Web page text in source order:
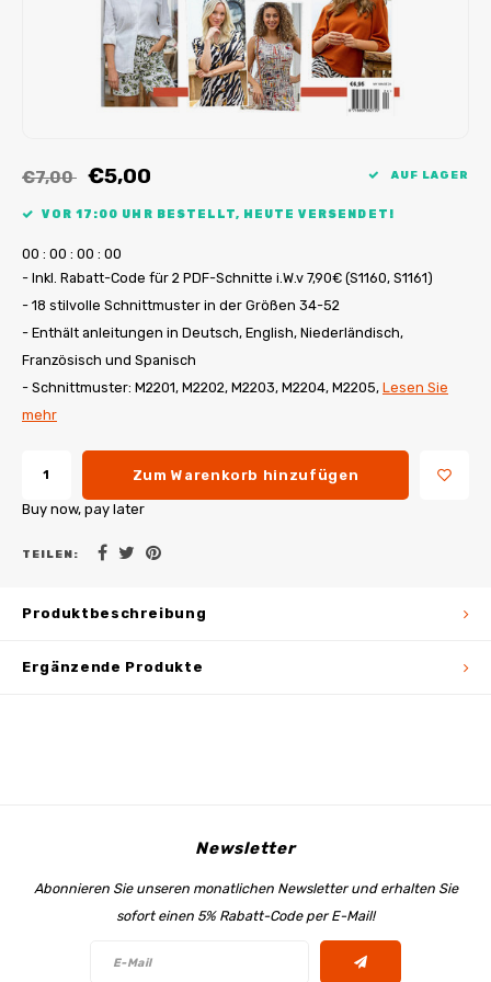
My Image Tutorials
My Image Korrekturen
B-Trendy Korrekturen
Applikationen
Ebook Plotservice
€7,00 €5,00 AUF LAGER
VOR 17:00 UHR BESTELLT, HEUTE VERSENDET!
00 : 00 : 00 : 00
- Inkl. Rabatt-Code für 2 PDF-Schnitte i.W.v 7,90€ (S1160, S1161)
- 18 stilvolle Schnittmuster in der Größen 34-52
- Enthält anleitungen in Deutsch, English, Niederländisch,
Französisch und Spanisch
- Schnittmuster: M2201, M2202, M2203, M2204, M2205, Lesen Sie
mehr
Zum Warenkorb hinzufügen
Buy now, pay later
TEILEN:
Produktbeschreibung
Ergänzende Produkte
Newsletter
Abonnieren Sie unseren monatlichen Newsletter und erhalten Sie
sofort einen 5% Rabatt-Code per E-Mail!